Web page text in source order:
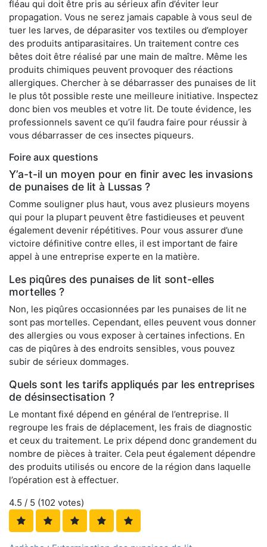
fléau qui doit être pris au sérieux afin d’éviter leur
propagation. Vous ne serez jamais capable à vous seul de
tuer les larves, de déparasiter vos textiles ou d’employer
des produits antiparasitaires. Un traitement contre ces
bêtes doit être réalisé par une main de maître. Même les
produits chimiques peuvent provoquer des réactions
allergiques. Chercher à se débarrasser des punaises de lit
le plus tôt possible reste une meilleure initiative. Inspectez
donc bien vos meubles et votre lit. De toute évidence, les
professionnels savent ce qu’il faudra faire pour réussir à
vous débarrasser de ces insectes piqueurs.
Foire aux questions
Y’a-t-il un moyen pour en finir avec les invasions
de punaises de lit à Lussas ?
Comme souligner plus haut, vous avez plusieurs moyens
qui pour la plupart peuvent être fastidieuses et peuvent
également devenir répétitives. Pour vous assurer d’une
victoire définitive contre elles, il est important de faire
appel à une entreprise experte en la matière.
Les piqûres des punaises de lit sont-elles
mortelles ?
Non, les piqûres occasionnées par les punaises de lit ne
sont pas mortelles. Cependant, elles peuvent vous donner
des allergies ou vous exposer à certaines infections. En
cas de piqûres à des endroits sensibles, vous pouvez
subir de sérieux dommages.
Quels sont les tarifs appliqués par les entreprises
de désinsectisation ?
Le montant fixé dépend en général de l’entreprise. Il
regroupe les frais de déplacement, les frais de diagnostic
et ceux du traitement. Le prix dépend donc grandement du
nombre de pièces à traiter. Cela peut également dépendre
des produits utilisés ou encore de la région dans laquelle
l’opération est à effectuer.
4.5 / 5 (102 votes)